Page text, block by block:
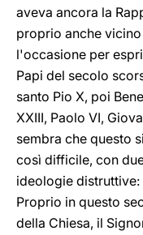
aveva ancora la
proprio anche
l'occasione per
Papi del secolo
santo Pio X, poi
XXIII, Paolo VI,
sembra che questo
così difficile, con
ideologie
Proprio in questo
della Chiesa, il